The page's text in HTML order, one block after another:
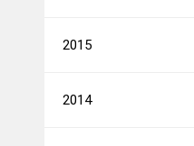
2015
2014